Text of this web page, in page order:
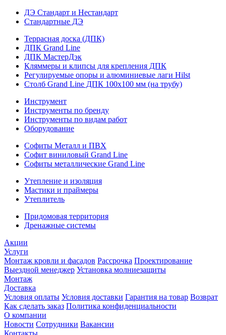
ДЭ Стандарт и Нестандарт
Стандартные ДЭ
Террасная доска (ДПК)
ДПК Grand Line
ДПК МастерДэк
Кляммеры и клипсы для крепления ДПК
Регулируемые опоры и алюминиевые лаги Hilst
Столб Grand Line ДПК 100х100 мм (на трубу)
Инструмент
Инструменты по бренду
Инструменты по видам работ
Оборудование
Софиты Металл и ПВХ
Софит виниловый Grand Line
Софиты металлические Grand Line
Утепление и изоляция
Мастики и праймеры
Утеплитель
Придомовая территория
Дренажные системы
Акции
Услуги
Монтаж кровли и фасадов Рассрочка Проектирование
Выездной менеджер Установка молниезащиты
Монтаж
Доставка
Условия оплаты Условия доставки Гарантия на товар Возврат
Как сделать заказ Политика конфиденциальности
О компании
Новости Сотрудники Вакансии
Контакты